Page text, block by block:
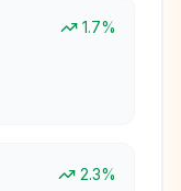
1.7%
2.3%